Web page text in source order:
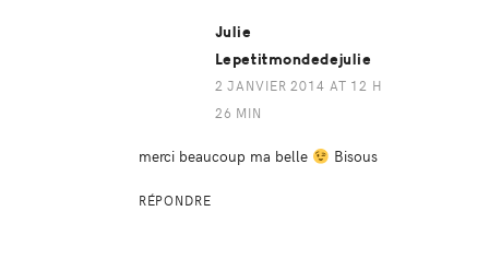
Julie
Lepetitmondedejulie
2 JANVIER 2014 AT 12 H
26 MIN
merci beaucoup ma belle Bisous
RÉPONDRE